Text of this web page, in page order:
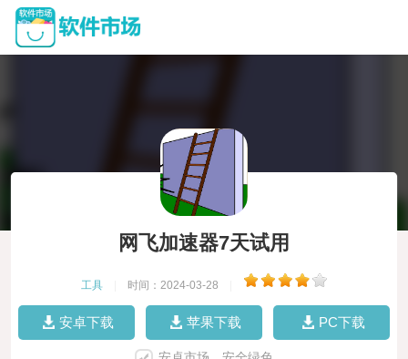
网飞加速器7天试用
工具 时间：2024-03-28
安卓下载 苹果下载 PC下载